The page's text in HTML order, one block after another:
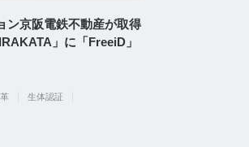
ン京阪電鉄不動産が取得
」に「FreeiD」
生体認証